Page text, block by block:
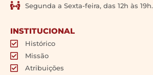
Segunda a Sexta-feira, das 12h às 19h.
INSTITUCIONAL
Histórico
Missão
Atribuições